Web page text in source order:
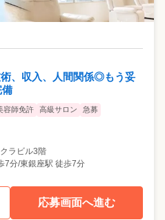
術、収入、人間関係◎もう妥
備
容師免許 高級サロン 急募
ラビル3階
7分/東銀座駅 徒歩7分
応募画面へ進む